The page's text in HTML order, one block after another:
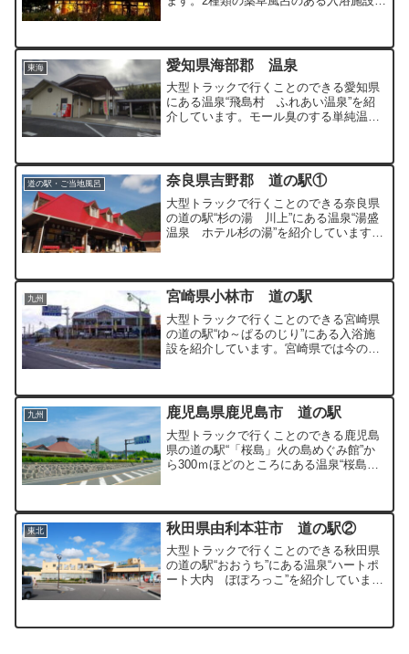
東海 愛知県海部郡 温泉
大型トラックで行くことのできる愛知県
にある温泉“飛島村 ふれあい温泉”を紹
介しています。モール臭のする単純温泉
道の駅・ご当地風呂 奈良県吉野郡 道の駅①
大型トラックで行くことのできる奈良県
の道の駅“杉の湯 川上”にある温泉“湯盛
温泉 ホテル杉の湯”を紹介しています。
九州 宮崎県小林市 道の駅
大型トラックで行くことのできる宮崎県
の道の駅“ゆ～ぱるのじり”にある入浴施
設を紹介しています。宮崎県では今のと
九州 鹿児島県鹿児島市 道の駅
大型トラックで行くことのできる鹿児島
県の道の駅“「桜島」火の島めぐみ館”か
ら300ｍほどのところにある温泉“桜島マ
ューの温泉です。
東北 秋田県由利本荘市 道の駅②
大型トラックで行くことのできる秋田県
の道の駅“おおうち”にある温泉“ハートポ
ート大内 ぽぽろっこ”を紹介していま